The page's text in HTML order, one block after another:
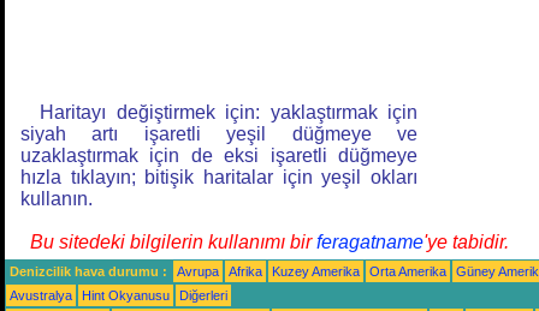
Haritayı değiştirmek için: yaklaştırmak için
siyah artı işaretli yeşil düğmeye ve
uzaklaştırmak için de eksi işaretli düğmeye
hızla tıklayın; bitişik haritalar için yeşil okları
kullanın.
Bu sitedeki bilgilerin kullanımı birferagatname'ye tabidir.
Denizcilik hava durumu : Avrupa Afrika Kuzey Amerika Orta Amerika
Güney
Avustralya
Hint Okyanusu
Diğerleri